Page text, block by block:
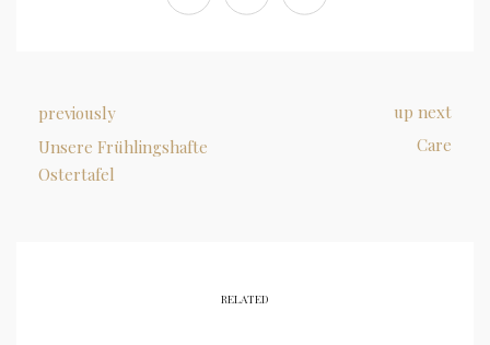
previously
Unsere Frühlingshafte
Ostertafel
up next
Care
RELATED